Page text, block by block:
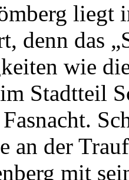
denn das
wie
Stadtteil
an der
mit